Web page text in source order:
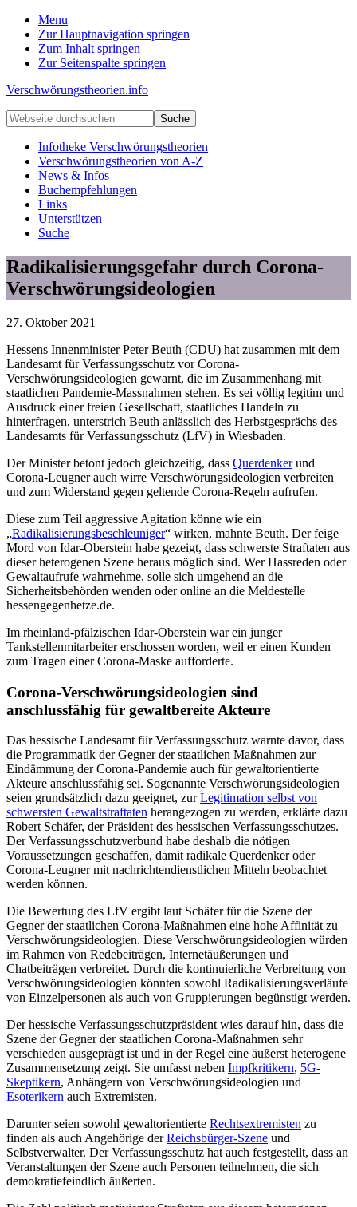
Menu
Zur Hauptnavigation springen
Zum Inhalt springen
Zur Seitenspalte springen
Verschwörungstheorien.info
Beiträge
zu
Merkmalen,
Funktionen
Risiken
konspirationistischen
Denkens
Webseite
durchsuchen
Infotheke Verschwörungstheorien
Verschwörungstheorien von A-Z
News & Infos
Buchempfehlungen
Links
Unterstützen
Suche
Radikalisierungsgefahr durch Corona-
Verschwörungsideologien
27. Oktober 2021
Hessens Innenminister Peter Beuth (CDU) hat zusammen mit dem
Landesamt für Verfassungsschutz vor Corona-
Verschwörungsideologien gewarnt, die im Zusammenhang mit
staatlichen Pandemie-Massnahmen stehen. Es sei völlig legitim und
Ausdruck einer freien Gesellschaft, staatliches Handeln zu
hinterfragen, unterstrich Beuth anlässlich des Herbstgesprächs des
Landesamts für Verfassungsschutz (LfV) in Wiesbaden.
Der Minister betont jedoch gleichzeitig, dass Querdenkerund
Corona-Leugner auch wirre Verschwörungsideologien verbreiten
und zum Widerstand gegen geltende Corona-Regeln aufrufen.
Diese zum Teil aggressive Agitation könne wie ein
„Radikalisierungsbeschleuniger“ wirken, mahnte Beuth. Der feige
Mord von Idar-Oberstein habe gezeigt, dass schwerste Straftaten aus
dieser heterogenen Szene heraus möglich sind. Wer Hassreden oder
Gewaltaufrufe wahrnehme, solle sich umgehend an die
Sicherheitsbehörden wenden oder online an die Meldestelle
hessengegenhetze.de.
Im rheinland-pfälzischen Idar-Oberstein war ein junger
Tankstellenmitarbeiter erschossen worden, weil er einen Kunden
zum Tragen einer Corona-Maske aufforderte.
Corona-Verschwörungsideologien sind
anschlussfähig für gewaltbereite Akteure
Das hessische Landesamt für Verfassungsschutz warnte davor, dass
die Programmatik der Gegner der staatlichen Maßnahmen zur
Eindämmung der Corona-Pandemie auch für gewaltorientierte
Akteure anschlussfähig sei. Sogenannte Verschwörungsideologien
seien grundsätzlich dazu geeignet, zurLegitimation selbst von
schwersten Gewaltstraftaten herangezogen zu werden, erklärte dazu
Robert Schäfer, der Präsident des hessischen Verfassungsschutzes.
Der Verfassungsschutzverbund habe deshalb die nötigen
Voraussetzungen geschaffen, damit radikale Querdenker oder
Corona-Leugner mit nachrichtendienstlichen Mitteln beobachtet
werden können.
Die Bewertung des LfV ergibt laut Schäfer für die Szene der
Gegner der staatlichen Corona-Maßnahmen eine hohe Affinität zu
Verschwörungsideologien. Diese Verschwörungsideologien würden
im Rahmen von Redebeiträgen, Internetäußerungen und
Chatbeiträgen verbreitet. Durch die kontinuierliche Verbreitung von
Verschwörungsideologien könnten sowohl Radikalisierungsverläufe
von Einzelpersonen als auch von Gruppierungen begünstigt werden.
Der hessische Verfassungsschutzpräsident wies darauf hin, dass die
Szene der Gegner der staatlichen Corona-Maßnahmen sehr
verschieden ausgeprägt ist und in der Regel eine äußerst heterogene
Zusammensetzung zeigt. Sie umfasst neben Impfkritikern, 5G-
Skeptikern, Anhängern von Verschwörungsideologien und
Esoterikern auch Extremisten.
Darunter seien sowohl gewaltorientierte Rechtsextremisten zu
finden als auch Angehörige derReichsbürger-Szene und
Selbstverwalter. Der Verfassungsschutz hat auch festgestellt, dass an
Veranstaltungen der Szene auch Personen teilnehmen, die sich
demokratiefeindlich äußerten.